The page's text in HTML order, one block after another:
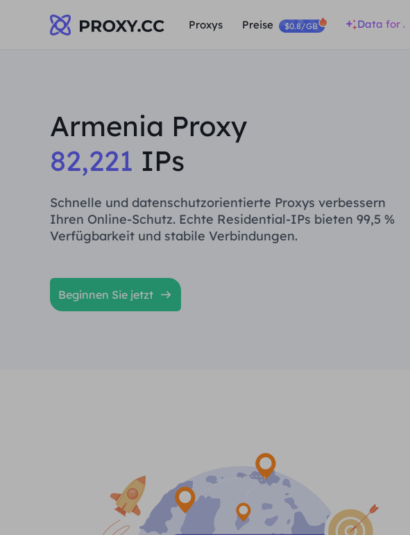
Proxys Preise $0.8/GB Data for AI
Armenia Proxy
82,221 IPs
Schnelle und datenschutzorientierte Proxys verbessern
Ihren Online-Schutz. Echte Residential-IPs bieten 99,5 %
Verfügbarkeit und stabile Verbindungen.
Beginnen Sie jetzt